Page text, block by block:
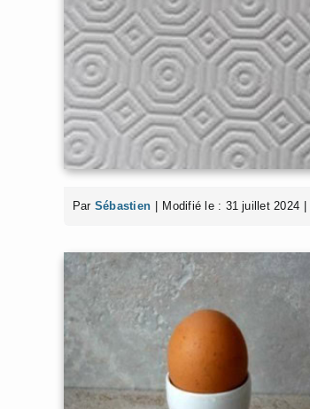
Par Sébastien | Modifié le : 31 juillet 2024 |